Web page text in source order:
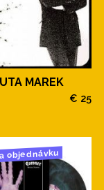
MAREK
€ 25
objednávku